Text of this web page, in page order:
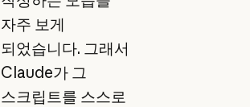
자주 보게
되었습니다. 그래서
Claude가 그
스크립트를 스스로